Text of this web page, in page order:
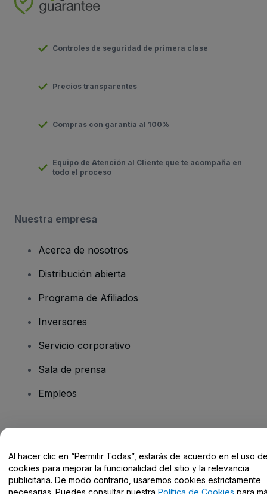
Controles de seguridad de primera clase
Precios transparentes
Compras con garantía al 100%
Equipo de Atención al Cliente que te acompaña en
todo el proceso
Nuestra empresa
Acerca de nosotros
Distribución abierta
Programa de Afiliados
Inversores
Servicio corporativo
Sala de prensa
Empleos
Centro de Ayuda / Contacto
Al hacer clic en “Permitir Todas”, estarás de acuerdo en el uso
cookies para mejorar la funcionalidad del sitio y la relevancia
publicitaria. De modo contrario, usaremos cookies estrictamente
necesarias. Puedes consultar nuestra Política de Cookies para